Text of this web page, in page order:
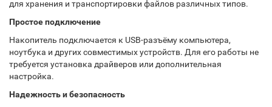
для хранения и транспортировки файлов различных типов.
Простое подключение
Накопитель подключается к USB-разъёму компьютера,
ноутбука и других совместимых устройств. Для его работы не
требуется установка драйверов или дополнительная
настройка.
Надежность и безопасность